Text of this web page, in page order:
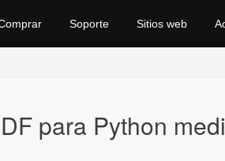
Soporte Sitios web
para Python